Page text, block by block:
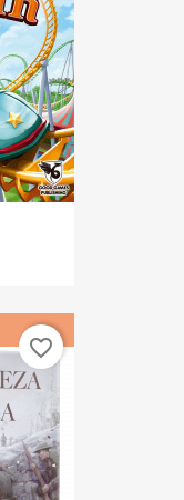
favorite_border